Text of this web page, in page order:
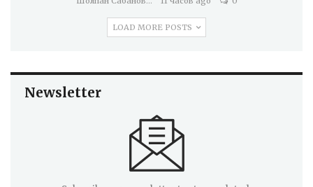
LOAD MORE POSTS
Newsletter